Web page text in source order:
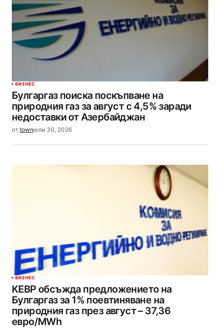
БИЗНЕС
Булгаргаз поиска поскъпване на
природния газ за август с 4,5% заради
недоставки от Азербайджан
от townюли 30, 2026
БИЗНЕС
КЕВР обсъжда предложението на
Булгаргаз за 1% поевтиняване на
природния газ през август – 37,36
евро/MWh